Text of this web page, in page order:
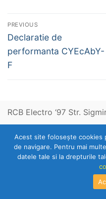
Navigare
în
articole
PREVIOUS
Previous
post:
Declaratie de
performanta CYEcAbY-
F
RCB Electro ‘97 Str.
Telefon:
Copyright ©
Acest site foloseşte cookies
de navigare. Pentru mai
datele tale si la drepturile